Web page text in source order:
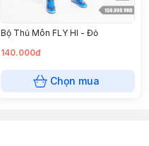
Bộ Thủ Môn FLY HI - Đỏ
140.000đ
Chọn mua